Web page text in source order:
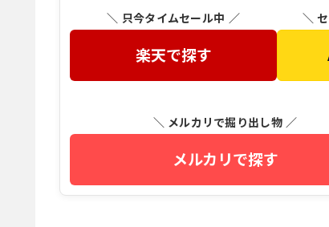
＼ 只今タイムセール中 ／
楽天で探す
＼
＼ メルカリで掘り出し物 ／
メルカリで探す